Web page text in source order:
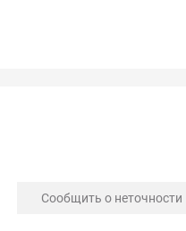
Сообщить о неточности